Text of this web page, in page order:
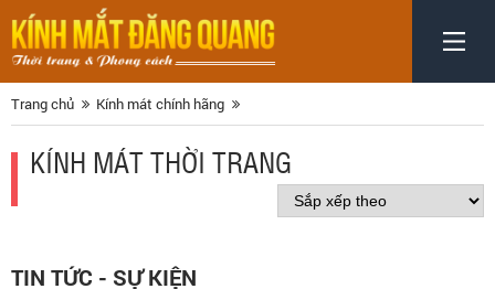
Trang chủ Kính mát chính hãng
KÍNH MÁT THỜI TRANG
TIN TỨC - SỰ KIỆN